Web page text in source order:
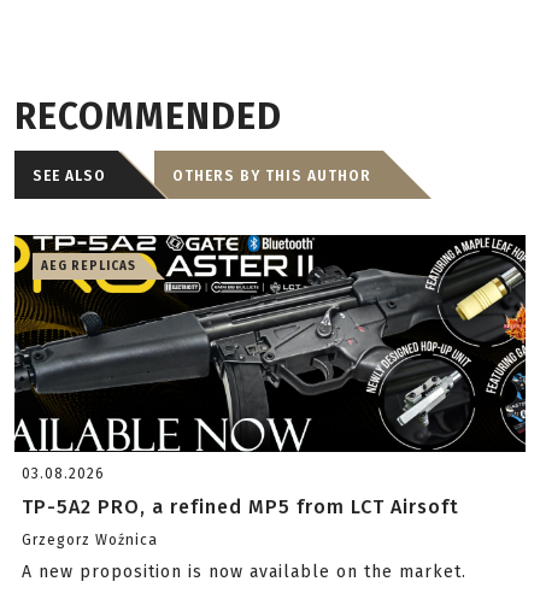
RECOMMENDED
SEE ALSO OTHERS BY THIS AUTHOR
AEG REPLICAS
03.08.2026
TP-5A2 PRO, a refined MP5 from LCT Airsoft
Grzegorz Woźnica
A new proposition is now available on the market.